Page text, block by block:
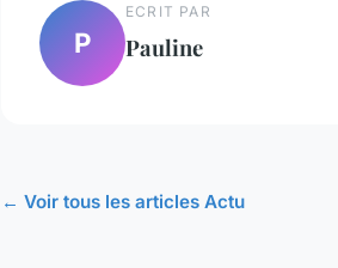
P
ECRIT PAR
Pauline
← Voir tous les articles Actu